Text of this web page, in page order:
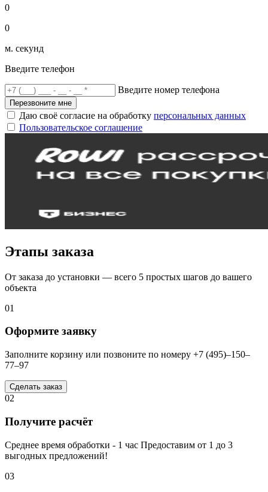
0
0
м. секунд
Введите телефон
Введите номер телефона
Перезвоните мне
Даю своё согласие на обработку персональных данных
Пользовательское соглашение
Этапы заказа
От заказа до установки — всего 5 простых шагов до вашего
объекта
01
Оформите заявку
Заполните корзину или позвоните по номеру +7 (495)–150–
77–97
Сделать заказ
02
Получите расчёт
Среднее время обработки - 1 час Предоставим от 1 до 3
выгодных предложений!
03